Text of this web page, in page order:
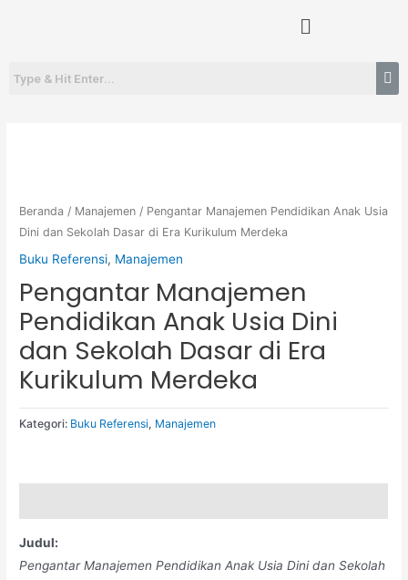
Menu
Beranda / Manajemen / Pengantar Manajemen Pendidikan Anak Usia
Dini dan Sekolah Dasar di Era Kurikulum Merdeka
Buku Referensi, Manajemen
Pengantar Manajemen
Pendidikan Anak Usia Dini
dan Sekolah Dasar di Era
Kurikulum Merdeka
Kategori: Buku Referensi, Manajemen
Judul:
Pengantar Manajemen Pendidikan Anak Usia Dini dan Sekolah